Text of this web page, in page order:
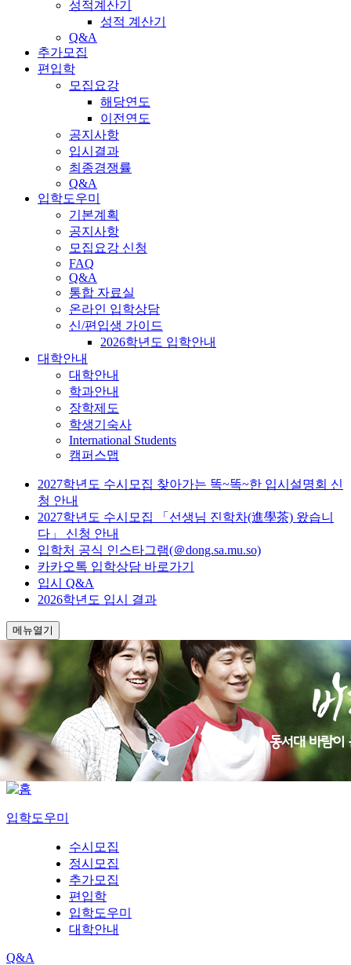
성적계산기
성적 계산기
Q&A
추가모집
편입학
모집요강
해당연도
이전연도
공지사항
입시결과
최종경쟁률
Q&A
입학도우미
기본계획
공지사항
모집요강 신청
FAQ
Q&A
통합 자료실
온라인 입학상담
신/편입생 가이드
2026학년도 입학안내
대학안내
대학안내
학과안내
장학제도
학생기숙사
International Students
캠퍼스맵
2027학년도 수시모집 찾아가는 똑~똑~한 입시설명회 신
청 안내
2027학년도 수시모집 「선생님 진학차(進學茶) 왔습니
다」 신청 안내
입학처 공식 인스타그램(＠dong.sa.mu.so)
카카오톡 입학상담 바로가기
입시 Q&A
2026학년도 입시 결과
메뉴열기
입학도우미
수시모집
정시모집
추가모집
편입학
입학도우미
대학안내
Q&A